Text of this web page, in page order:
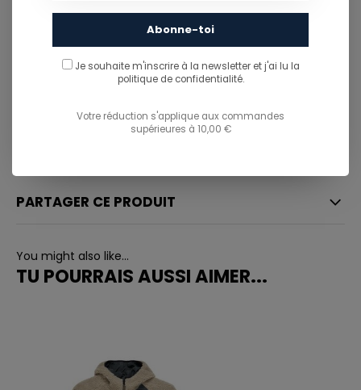
info@ostreet.be
PARTAGER CE PRODUIT
You might also like...
TU POURRAIS AUSSI AIMER...
Abonne-toi
Je souhaite m'inscrire à la newsletter et j'ai lu la
politique de confidentialité.
Votre réduction s'applique aux commandes
supérieures à 10,00 €